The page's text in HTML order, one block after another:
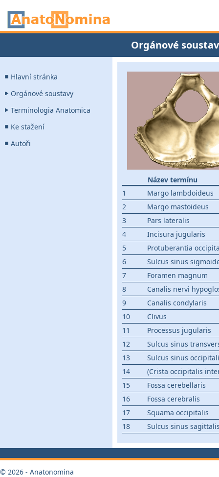
Orgánové
Hlavní stránka
Orgánové soustavy
Terminologia Anatomica
Ke stažení
Autoři
Název termínu
1
Margo lambdoideus
2
Margo mastoideus
3
Pars lateralis
4
Incisura jugularis
5
Protuberantia
6
Sulcus sinus
7
Foramen magnum
8
Canalis nervi
9
Canalis condylaris
10
Clivus
11
Processus jugularis
12
Sulcus sinus
13
Sulcus sinus
14
(Crista occipitalis
15
Fossa cerebellaris
16
Fossa cerebralis
17
Squama occipitalis
18
Sulcus sinus
© 2026 - Anatonomina